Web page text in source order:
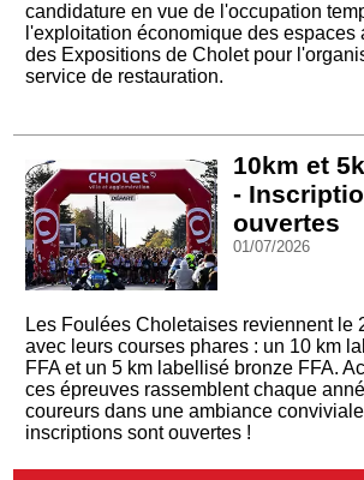
candidature en vue de l'occupation
l'exploitation économique des espaces
des Expositions de Cholet pour
service de restauration.
10km et
-
ouvertes
01/07/2026
Les Foulées Choletaises reviennent le
avec leurs courses phares : un 10 km
FFA et un 5 km labellisé bronze FFA.
ces épreuves rassemblent chaque
coureurs dans une ambiance
inscriptions sont ouvertes !